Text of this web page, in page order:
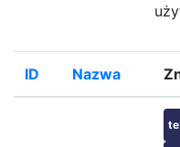
ID Nazwa